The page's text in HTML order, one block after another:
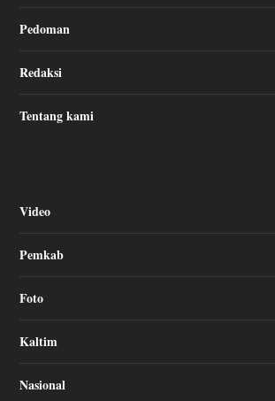
Pedoman
Redaksi
Tentang kami
Video
Pemkab
Foto
Kaltim
Nasional